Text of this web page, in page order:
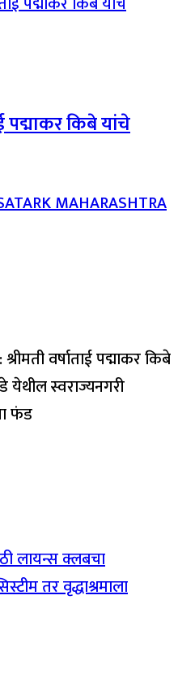
पद्माकर किबे यांचे
MAHARASHTRA
वर्षाताई पद्माकर किबे
येथील स्वराज्यनगरी
फंड